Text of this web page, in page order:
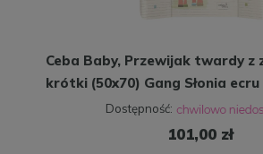
Ceba Baby, Przewijak twardy z
krótki (50x70) Gang Słonia ecru
Dostępność:
101,00 zł